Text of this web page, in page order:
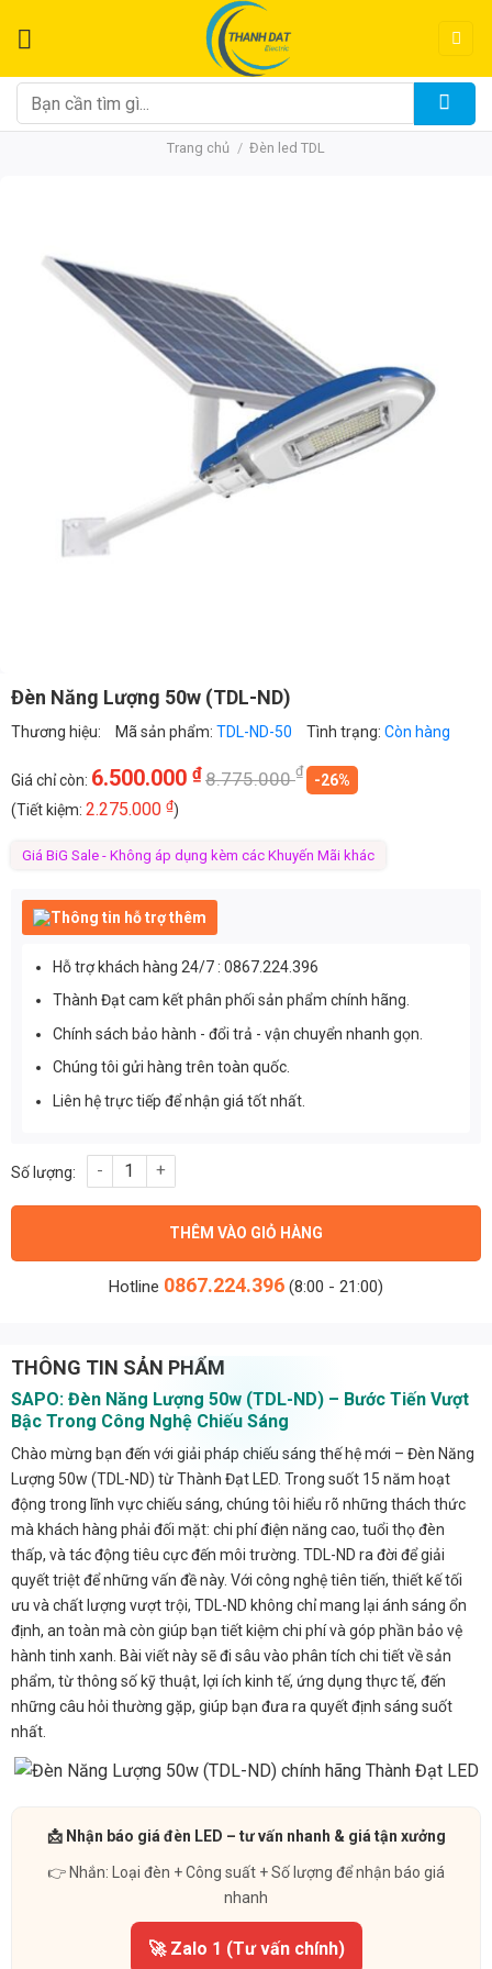
dung
Tìm
kiếm:
Trang chủ / Đèn led TDL
Đèn Năng Lượng 50w (TDL-ND)
Thương hiệu: Mã sản phẩm: TDL-ND-50 Tình trạng: Còn hàng
Giá chỉ còn: 6.500.000 ₫8.775.000₫
-26%
(Tiết kiệm: 2.275.000 ₫)
Giá BiG Sale - Không áp dụng kèm các Khuyến Mãi khác
Thông tin hỗ trợ thêm
Hỗ trợ khách hàng 24/7 : 0867.224.396
Thành Đạt cam kết phân phối sản phẩm chính hãng.
Chính sách bảo hành - đổi trả - vận chuyển nhanh gọn.
Chúng tôi gửi hàng trên toàn quốc.
Liên hệ trực tiếp để nhận giá tốt nhất.
Đèn Năng Lượng 50w (TDL-ND) số lượng
THÊM VÀO GIỎ HÀNG
Hotline 0867.224.396 (8:00 - 21:00)
THÔNG TIN SẢN PHẨM
SAPO: Đèn Năng Lượng 50w (TDL-ND) – Bước Tiến Vượt
Bậc Trong Công Nghệ Chiếu Sáng
Chào mừng bạn đến với giải pháp chiếu sáng thế hệ mới – Đèn Năng
Lượng 50w (TDL-ND) từ Thành Đạt LED. Trong suốt 15 năm hoạt
động trong lĩnh vực chiếu sáng, chúng tôi hiểu rõ những thách thức
mà khách hàng phải đối mặt: chi phí điện năng cao, tuổi thọ đèn
thấp, và tác động tiêu cực đến môi trường. TDL-ND ra đời để giải
quyết triệt để những vấn đề này. Với công nghệ tiên tiến, thiết kế tối
ưu và chất lượng vượt trội, TDL-ND không chỉ mang lại ánh sáng ổn
định, an toàn mà còn giúp bạn tiết kiệm chi phí và góp phần bảo vệ
hành tinh xanh. Bài viết này sẽ đi sâu vào phân tích chi tiết về sản
phẩm, từ thông số kỹ thuật, lợi ích kinh tế, ứng dụng thực tế, đến
những câu hỏi thường gặp, giúp bạn đưa ra quyết định sáng suốt
nhất.
📩 Nhận báo giá đèn LED – tư vấn nhanh & giá tận xưởng
👉 Nhắn: Loại đèn + Công suất + Số lượng để nhận báo giá
nhanh
🚀 Zalo 1 (Tư vấn chính)